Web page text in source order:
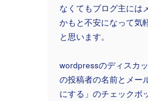
なくてもブログ主には
かもと不安になって気
と思います。
wordpressのディスカ
の投稿者の名前とメー
にする」のチェックボ